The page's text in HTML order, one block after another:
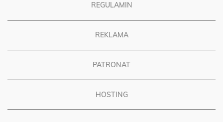
REGULAMIN
REKLAMA
PATRONAT
HOSTING